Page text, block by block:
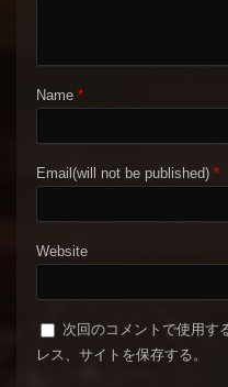
Name *
Email(will not be published) *
Website
次回のコメントで使用す
レス、サイトを保存する。